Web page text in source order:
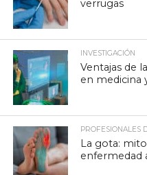
verrugas
INVESTIGACIÓN
Ventajas de
en medicina
PROFESIONALES
La gota:
enfermedad